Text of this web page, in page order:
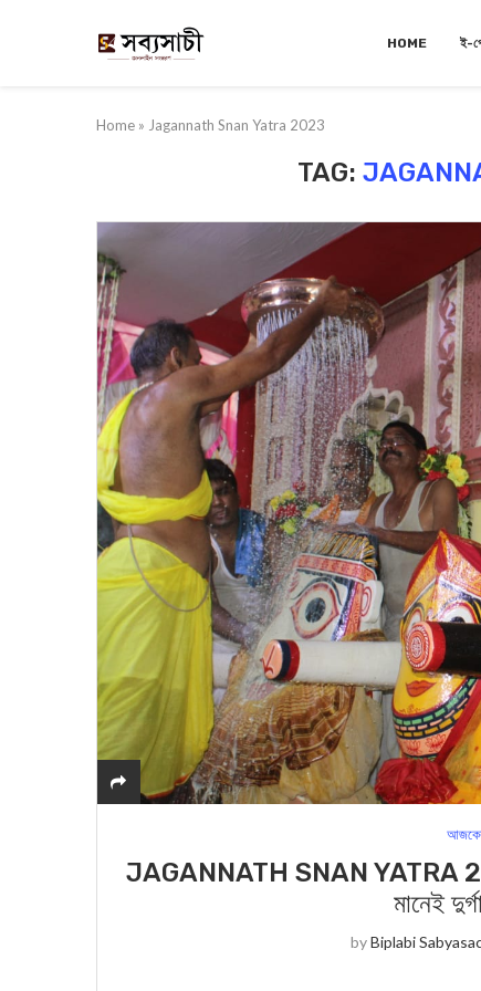
HOME ই-
Home » Jagannath Snan Yatra 2023
TAG:
JAGANNATH SNAN YATRA
মানেই
byBiplabi